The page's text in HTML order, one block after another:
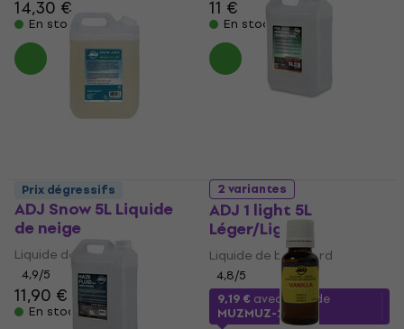
14,30 €
En stock
11 €
En stock
ADJ Snow 5L Liquide
de neige
Liquide de neige
4,9/5
11,90 €
En stock
2 variantes
ADJ 1 light 5L
Léger/Light
Liquide de brouillard
4,8/5
9,19 € avec le code
MUZMUZ-25
Prix dégressifs